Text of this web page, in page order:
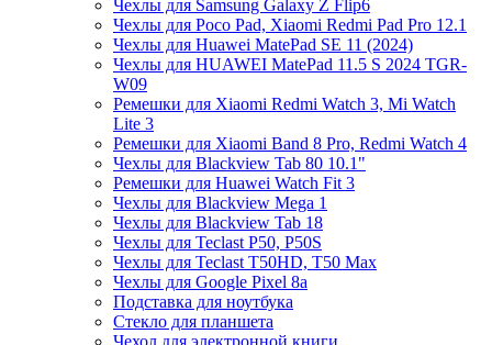
Чехлы для Samsung Galaxy Z Flip6
Чехлы для Poco Pad, Xiaomi Redmi Pad Pro 12.1
Чехлы для Huawei MatePad SE 11 (2024)
Чехлы для HUAWEI MatePad 11.5 S 2024 TGR-
W09
Ремешки для Xiaomi Redmi Watch 3, Mi Watch
Lite 3
Ремешки для Xiaomi Band 8 Pro, Redmi Watch 4
Чехлы для Blackview Tab 80 10.1"
Ремешки для Huawei Watch Fit 3
Чехлы для Blackview Mega 1
Чехлы для Blackview Tab 18
Чехлы для Teclast P50, P50S
Чехлы для Teclast T50HD, T50 Max
Чехлы для Google Pixel 8a
Подставка для ноутбука
Стекло для планшета
Чехол для электронной книги